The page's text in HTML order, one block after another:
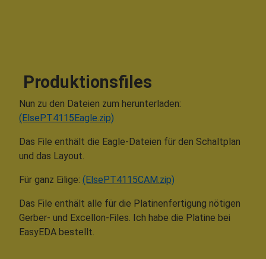
Produktionsfiles
Nun zu den Dateien zum herunterladen:
(ElsePT4115Eagle.zip)
Das File enthält die Eagle-Dateien für den Schaltplan
und das Layout.
Für ganz Eilige: (ElsePT4115CAM.zip)
Das File enthält alle für die Platinenfertigung nötigen
Gerber- und Excellon-Files. Ich habe die Platine bei
EasyEDA bestellt.